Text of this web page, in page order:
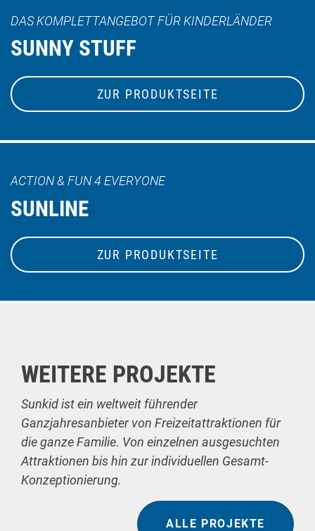
DAS KOMPLETTANGEBOT FÜR KINDERLÄNDER
SUNNY STUFF
ZUR PRODUKTSEITE
ACTION & FUN 4 EVERYONE
SUNLINE
ZUR PRODUKTSEITE
WEITERE PROJEKTE
Sunkid ist ein weltweit führender
Ganzjahresanbieter von Freizeitattraktionen für
die ganze Familie. Von einzelnen ausgesuchten
Attraktionen bis hin zur individuellen Gesamt-
Konzeptionierung.
ALLE PROJEKTE